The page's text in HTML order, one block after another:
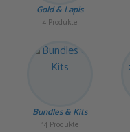
Gold & Lapis
4 Produkte
Bundles & Kits
14 Produkte